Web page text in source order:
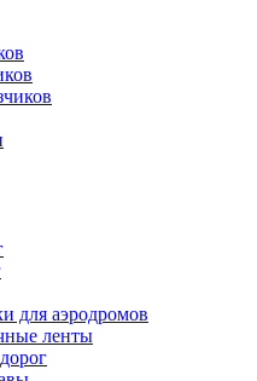
для аэродромов
ленты